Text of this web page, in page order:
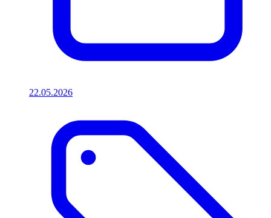
22.05.2026